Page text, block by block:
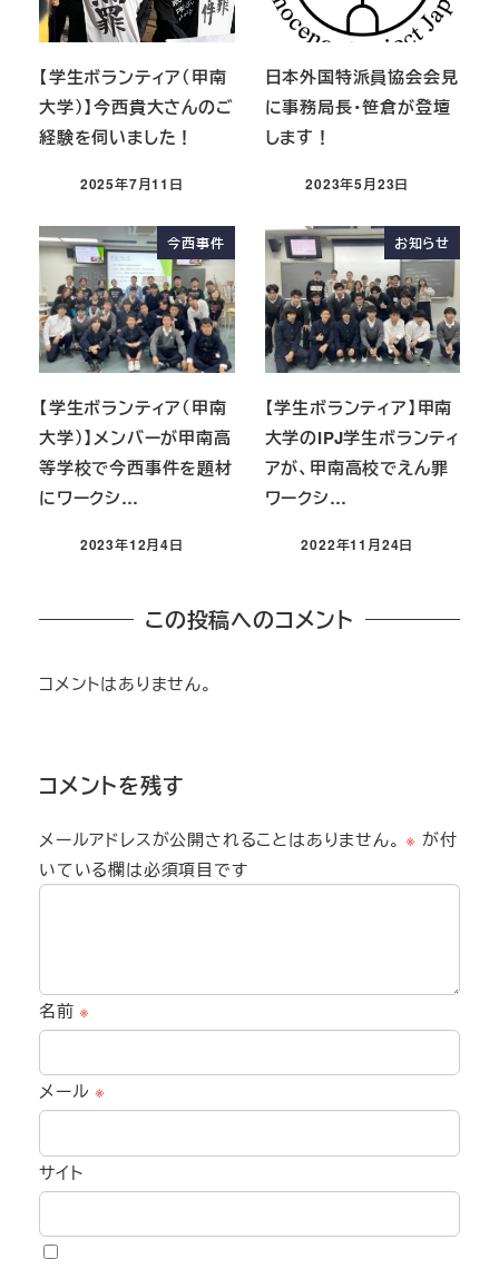
【学生ボランティア（甲南
大学）】今西貴大さんのご
経験を伺いました！
2025年7月11日
日本外国特派員協会会見
に事務局長・笹倉が登壇
します！
2023年5月23日
今西事件
【学生ボランティア（甲南
大学）】メンバーが甲南高
等学校で今西事件を題材
にワークシ…
2023年12月4日
お知らせ
【学生ボランティア】甲南
大学のIPJ学生ボランティ
アが、甲南高校でえん罪
ワークシ…
2022年11月24日
この投稿へのコメント
コメントはありません。
コメントを残す
メールアドレスが公開されることはありません。 ※ が付
いている欄は必須項目です
名前※
メール※
サイト